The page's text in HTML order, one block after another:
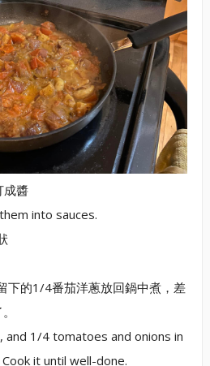
成醬
into sauces.
下的1/4番茄洋蔥放回鍋中煮，差
and 1/4 tomatoes and onions in
it until well-done.